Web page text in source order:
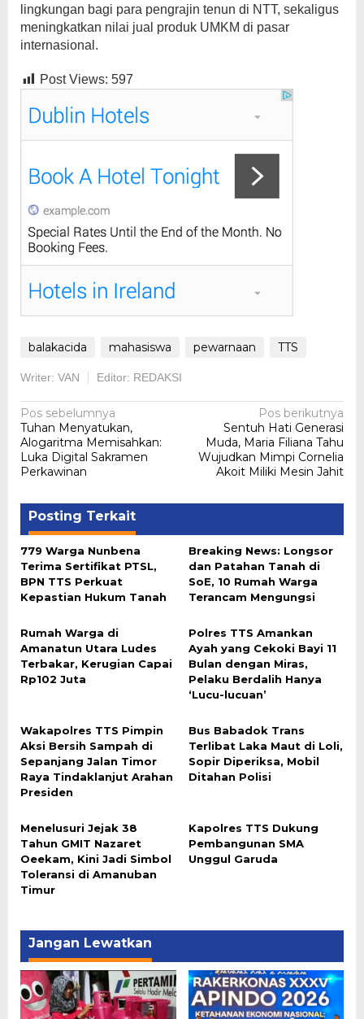
lingkungan bagi para pengrajin tenun di NTT, sekaligus
meningkatkan nilai jual produk UMKM di pasar
internasional.
Post Views: 597
balakacida mahasiswa pewarnaan TTS
Writer: VAN Editor: REDAKSI
Navigasi
pos
Pos sebelumnya
Tuhan Menyatukan,
Alogaritma Memisahkan:
Luka Digital Sakramen
Perkawinan
Pos berikutnya
Sentuh Hati Generasi
Muda, Maria Filiana Tahu
Wujudkan Mimpi Cornelia
Akoit Miliki Mesin Jahit
Posting Terkait
779 Warga Nunbena
Terima Sertifikat PTSL,
BPN TTS Perkuat
Kepastian Hukum Tanah
Breaking News: Longsor
dan Patahan Tanah di
SoE, 10 Rumah Warga
Terancam Mengungsi
Rumah Warga di
Amanatun Utara Ludes
Terbakar, Kerugian Capai
Rp102 Juta
Polres TTS Amankan
Ayah yang Cekoki Bayi 11
Bulan dengan Miras,
Pelaku Berdalih Hanya
‘Lucu-lucuan’
Wakapolres TTS Pimpin
Aksi Bersih Sampah di
Sepanjang Jalan Timor
Raya Tindaklanjut Arahan
Presiden
Bus Babadok Trans
Terlibat Laka Maut di Loli,
Sopir Diperiksa, Mobil
Ditahan Polisi
Menelusuri Jejak 38
Tahun GMIT Nazaret
Oeekam, Kini Jadi Simbol
Toleransi di Amanuban
Timur
Kapolres TTS Dukung
Pembangunan SMA
Unggul Garuda
Jangan Lewatkan